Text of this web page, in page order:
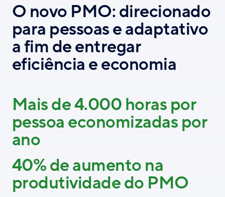
O novo PMO: direcionado
para pessoas e adaptativo
a fim de entregar
eficiência e economia
Mais de 4.000 horas por
pessoa economizadas por
ano
40% de aumento na
produtividade do PMO